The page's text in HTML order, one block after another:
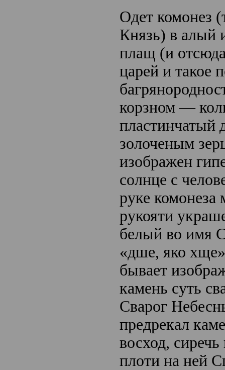
Одет комонез
Князь) в алый
плащ (и
царей и такое
корзном —
пластинчатый
золоченым
изображен
солнце с
руке комонеза
рукояти
белый во имя
«дше, яко
бывает
камень суть
Сварог
предрекал
восход,
плоти на ней